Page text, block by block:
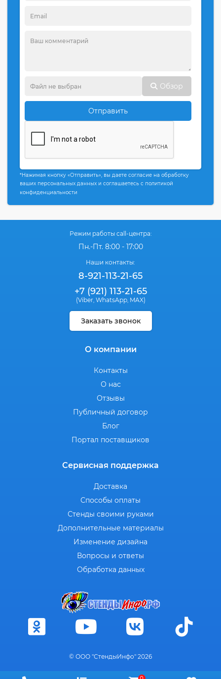
Обзор
Отправить
*Нажимая кнопку «Отправить», вы даете согласие на обработку
ваших персональных данных и соглашаетесь с политикой
конфиденциальности
Режим работы call-центра:
Пн.-Пт. 8:00 - 17:00
Наши контакты:
8-921-113-21-65
+7 (921) 113-21-65
(Viber, WhatsApp, MAX)
Заказать звонок
О компании
Контакты
О нас
Отзывы
Публичный договор
Блог
Портал поставщиков
Сервисная поддержка
Доставка
Способы оплаты
Стенды своими руками
Дополнительные материалы
Изменение дизайна
Вопросы и ответы
Обработка данных
© ООО "СтендыИнфо" 2026